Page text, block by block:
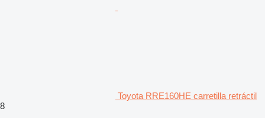
Toyota RRE160HE carretilla retráctil
8